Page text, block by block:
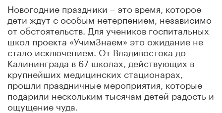
Новогодние праздники – это время, которое
дети ждут с особым нетерпением, независимо
от обстоятельств. Для учеников госпитальных
школ проекта «УчимЗнаем» это ожидание не
стало исключением. От Владивостока до
Калининграда в 67 школах, действующих в
крупнейших медицинских стационарах,
прошли праздничные мероприятия, которые
подарили нескольким тысячам детей радость и
ощущение чуда.